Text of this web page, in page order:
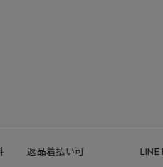
返品着払い可 LINE ID